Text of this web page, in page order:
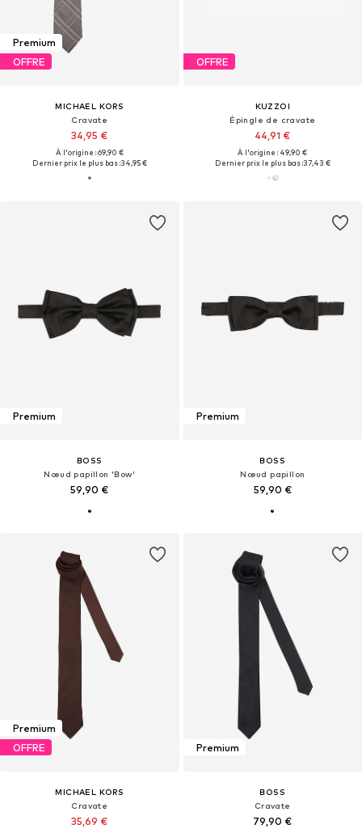
Premium
OFFRE
MICHAEL KORS
Cravate
34,95 €
À l'origine : 69,90 €
Dernier prix le plus bas :34,95 €
OFFRE
KUZZOI
Épingle de cravate
44,91 €
À l'origine : 49,90 €
Dernier prix le plus bas :37,43 €
Premium
BOSS
Nœud papillon 'Bow'
59,90 €
Premium
BOSS
Nœud papillon
59,90 €
Premium
OFFRE
MICHAEL KORS
Cravate
35,69 €
Premium
BOSS
Cravate
79,90 €